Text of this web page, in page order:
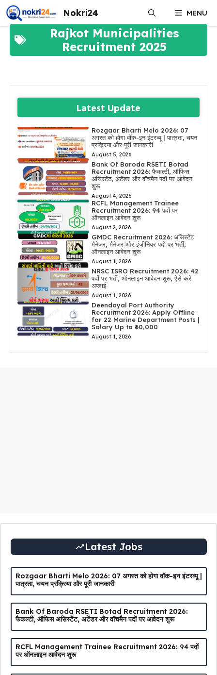
Skip
to
content
Nokri24 MENU
Rajkot Municipalities
Recruitment 2025
Latest Update
Rozgaar Bharti Melo 2026: 07
अगस्त को होगा वॉक-इन इंटरव्यू | पात्रता, चयन
प्रक्रिया और पूरी जानकारी
August 5, 2026
Bank Of Baroda RSETI Botad
Recruitment 2026: फैकल्टी, ऑफिस
असिस्टेंट, अटेंडर और वॉचमैन पदों पर आवेदन
शुरू
August 4, 2026
RCFL Management Trainee
Recruitment 2026: 94 पदों पर
ऑनलाइन आवेदन शुरू
August 2, 2026
GMDC Recruitment 2026: असिस्टेंट
मैनेजर, मैनेजर और इंजीनियर पदों पर भर्ती,
ऑनलाइन आवेदन शुरू
August 1, 2026
NRSC ISRO Recruitment 2026: 42
पदों पर भर्ती, ऑनलाइन आवेदन शुरू, ऐसे करें
अप्लाई
August 1, 2026
Deendayal Port Authority
Recruitment 2026: Apply Offline
for 22 Marine Department Posts |
Salary Up to ₹60,000
August 1, 2026
Latest Jobs
Rozgaar Bharti Melo 2026: 07 अगस्त को होगा वॉक-इन इंटरव्यू |
पात्रता, चयन प्रक्रिया और पूरी जानकारी
Bank Of Baroda RSETI Botad Recruitment 2026:
फैकल्टी, ऑफिस असिस्टेंट, अटेंडर और वॉचमैन पदों पर आवेदन शुरू
RCFL Management Trainee Recruitment 2026: 94 पदों
पर ऑनलाइन आवेदन शुरू